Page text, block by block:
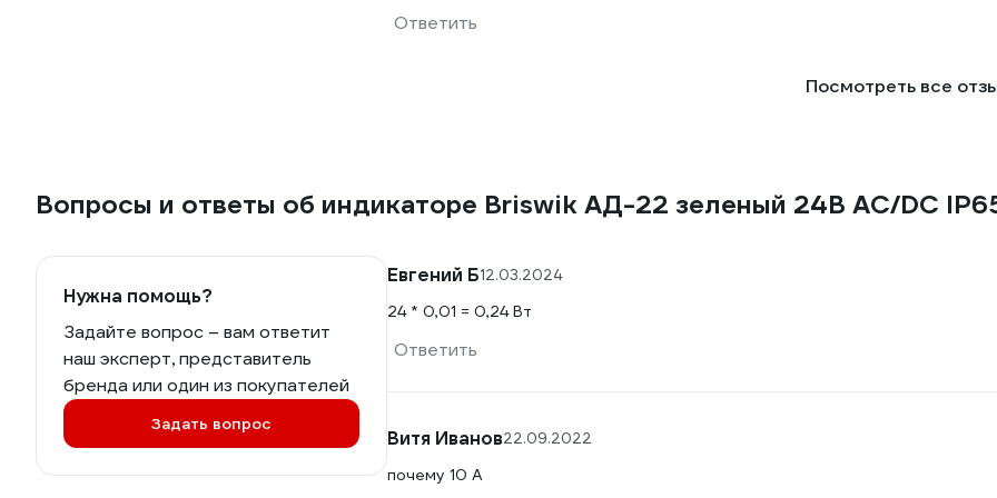
Ответить
Посмотреть все
Вопросы и ответы об индикаторе Briswik АД-22 зеленый 24В AC/DC
Нужна помощь?
Задайте вопрос – вам ответит
наш эксперт, представитель
бренда или один из покупателей
Задать вопрос
Евгений Б12.03.2024
24 * 0,01 = 0,24 Вт
Ответить
Витя Иванов22.09.2022
почему 10 А